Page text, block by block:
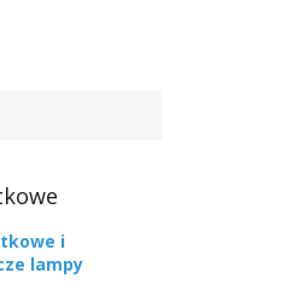
i
lampy